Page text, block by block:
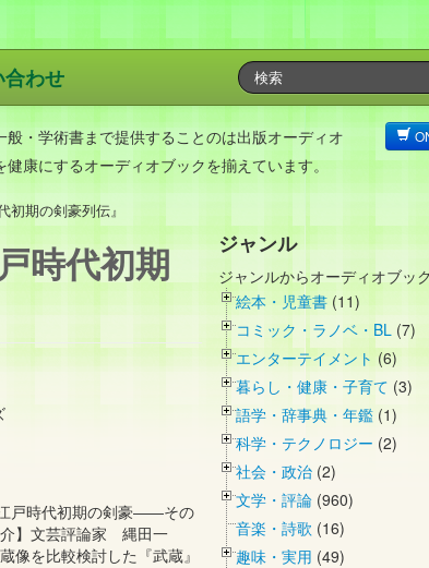
わせ
・学術書まで提供することのは出版オーディオ
康にするオーディオブックを揃えています。
期の剣豪列伝』
時代初期
江戸時代初期の剣豪――その
介】文芸評論家 縄田一
比較検討した『武蔵』
ジャンル
ジャンルからオーディオブッ
絵本・児童書 (11)
コミック・ラノベ・BL (7)
エンターテイメント (6)
暮らし・健康・子育て (3)
語学・辞事典・年鑑 (1)
科学・テクノロジー (2)
社会・政治 (2)
文学・評論 (960)
音楽・詩歌 (16)
趣味・実用 (49)